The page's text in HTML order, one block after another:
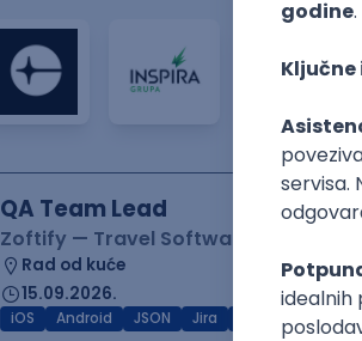
QA Team Lead
Zoftify — Travel Software
Rad od kuće
15.09.2026.
iOS Android JSON Jira Agile